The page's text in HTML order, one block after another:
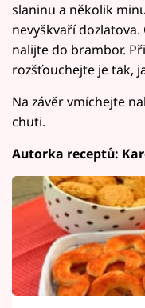
slaninu a několik
nevyškvaří
nalijte do brambor.
rozšťouchejte je tak,
Na závěr vmíchejte
chuti.
Autorka receptů: